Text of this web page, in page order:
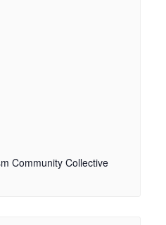
Community Collective